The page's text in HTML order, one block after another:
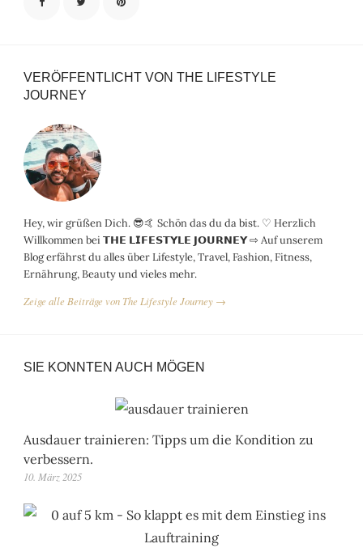
VERÖFFENTLICHT VON THE LIFESTYLE
JOURNEY
Hey, wir grüßen Dich. 😎🤙 Schön das du da bist. ♡ Herzlich
Willkommen bei 𝗧𝗛𝗘 𝗟𝗜𝗙𝗘𝗦𝗧𝗬𝗟𝗘 𝗝𝗢𝗨𝗥𝗡𝗘𝗬 ⇨ Auf unserem
Blog erfährst du alles über Lifestyle, Travel, Fashion, Fitness,
Ernährung, Beauty und vieles mehr.
Zeige alle Beiträge von The Lifestyle Journey →
SIE KONNTEN AUCH MÖGEN
Ausdauer trainieren: Tipps um die Kondition zu
verbessern.
10. März 2025